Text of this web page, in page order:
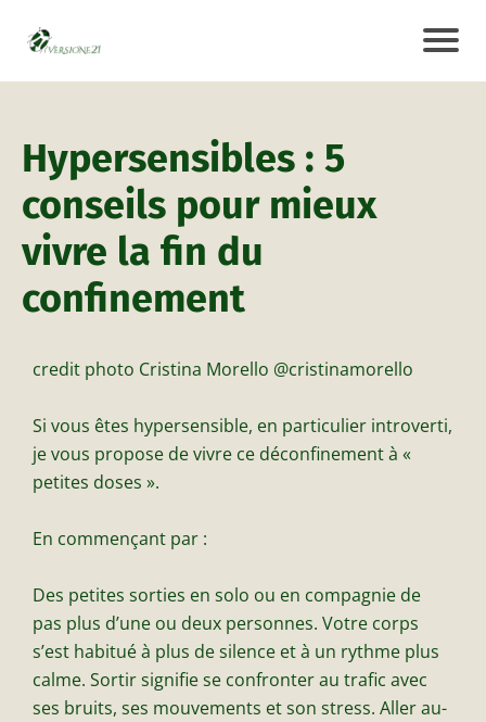
Hypersensibles : 5
conseils pour mieux
vivre la fin du
confinement
credit photo Cristina Morello @cristinamorello
Si vous êtes hypersensible, en particulier introverti,
je vous propose de vivre ce déconfinement à «
petites doses ».
En commençant par :
Des petites sorties en solo ou en compagnie de
pas plus d’une ou deux personnes. Votre corps
s’est habitué à plus de silence et à un rythme plus
calme. Sortir signifie se confronter au trafic avec
ses bruits, ses mouvements et son stress. Aller au-